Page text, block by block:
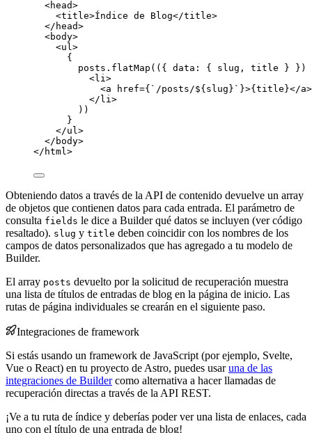
<head>
<title>Índice de Blog</title>
</ head>
<body>
<ul>
{
posts . flatMap ( ( { data: { slug , title } } )
<li>
<a href={ ` /posts/${ slug } ` }>{ title }</a>
</ li>
))
}
</ul>
</ body>
</ html>
Obteniendo datos a través de la API de contenido devuelve un array
de objetos que contienen datos para cada entrada. El parámetro de
consulta fields le dice a Builder qué datos se incluyen (ver código
resaltado). slug y title deben coincidir con los nombres de los
campos de datos personalizados que has agregado a tu modelo de
Builder.
El array posts devuelto por la solicitud de recuperación muestra
una lista de títulos de entradas de blog en la página de inicio. Las
rutas de página individuales se crearán en el siguiente paso.
Integraciones de framework
Si estás usando un framework de JavaScript (por ejemplo, Svelte,
Vue o React) en tu proyecto de Astro, puedes usaruna de las
integraciones de Buildercomo alternativa a hacer llamadas de
recuperación directas a través de la API REST.
¡Ve a tu ruta de índice y deberías poder ver una lista de enlaces, cada
uno con el título de una entrada de blog!